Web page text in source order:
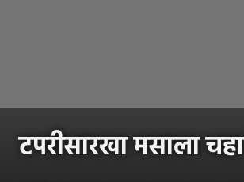
टपरीसारखा मसाला